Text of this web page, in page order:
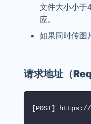
文件大小小于
应。
如果同时传图
请求地址（
[POST]